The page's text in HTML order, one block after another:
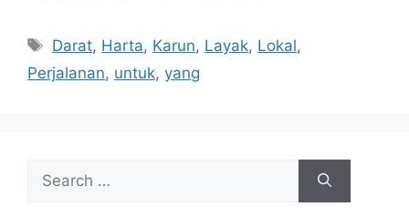
Tags
Darat, Harta, Karun, Layak, Lokal,
Perjalanan, untuk, yang
Search
for: